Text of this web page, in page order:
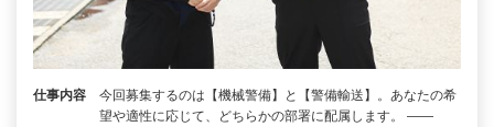
仕事内容
今回募集するのは【機械警備】と【警備輸送】。あなたの希
望や適性に応じて、どちらかの部署に配属します。 ――